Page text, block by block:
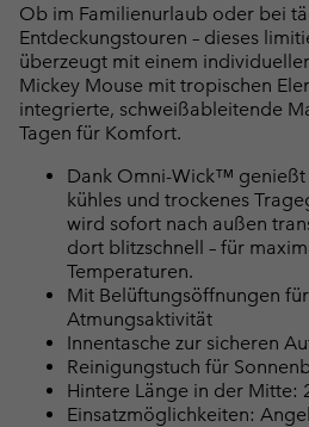
Ob im Familienurlaub oder bei
Entdeckungstouren – dieses
überzeugt mit einem
Mickey Mouse mit tropischen
integrierte, schweißableitende
Tagen für Komfort.
Dank Omni-Wick™ genießt
kühles und trockenes
wird sofort nach außen
dort blitzschnell – für
Temperaturen.
Mit Belüftungsöffnungen
Atmungsaktivität
Innentasche zur sicheren
Reinigungstuch für
Hintere Länge in der Mitte:
Einsatzmöglichkeiten: